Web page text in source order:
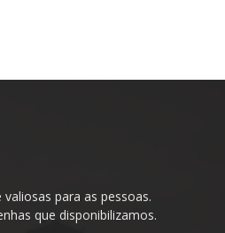
para as pessoas.
que disponibilizamos.